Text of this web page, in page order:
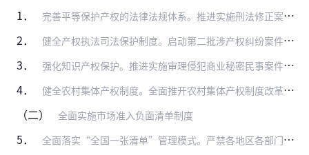
1． 完善平等保护产权的法律法规体系。推进实施刑法修正案（十一），落实打击非公有制企业工作人员侵害企业财产权益等相关犯罪的规定，加强对非公有制经济财产权的刑法保护。出…
2． 健全产权执法司法保护制度。启动第二批涉产权纠纷案件再审工作。完善涉企产权保护案件的申诉、复查、再审等机制。推动涉产权冤错案件依法甄别纠正常态化机制化。总结涉政府…
3． 强化知识产权保护。推进实施审理侵犯商业秘密民事案件适用法律若干问题的规定，出台审理涉药品上市审评审批专利民事案件适用法律若干问题的规定。制定出台知识产权侵权惩罚…
4． 健全农村集体产权制度。全面推开农村集体产权制度改革试点，完善农村集体产权确权和保护制度，分类建立健全集体资产清产核资、登记、保管、使用、处置制度和财务管理监督制…
（二） 全面实施市场准入负面清单制度
5． 全面落实“全国一张清单”管理模式。严禁各地区各部门自行发布具有市场准入性质的负面清单。健全市场准入负面清单动态调整机制。建立覆盖省、市、县三级的市场准入隐性壁垒…